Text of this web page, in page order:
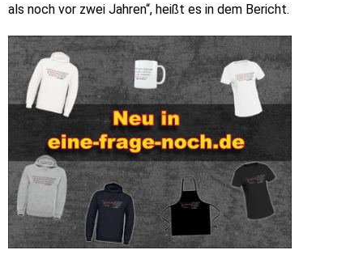
als noch vor zwei Jahren“, heißt es in dem Bericht.